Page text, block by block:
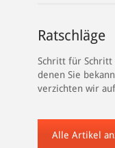
Ratschläge
Schritt für Schritt
denen Sie
verzichten wir
Alle Artikel